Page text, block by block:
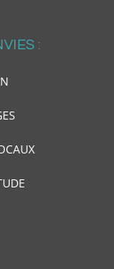
: